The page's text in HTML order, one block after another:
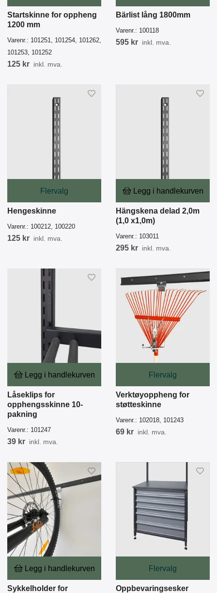
Startskinne for oppheng
1200 mm
Varenr.: 101251, 101254, 101262,
101253, 101252
125 kr inkl. mva.
Bärlist lång 1800mm
Varenr.: 100118
595 kr inkl. mva.
Flervalg
Hengeskinne
Varenr.: 100212, 100220
125 kr inkl. mva.
Legg i handlekurven
Hängskena delad 2,0m
(1,0 x1,0m)
Varenr.: 103011
295 kr inkl. mva.
Legg i handlekurven
Låseklips for
opphengsskinne 10-
pakning
Varenr.: 101247
39 kr inkl. mva.
Flervalg
Verktøyoppheng for
støtteskinne
Varenr.: 102018, 101243
69 kr inkl. mva.
Legg i handlekurven
Sykkelholder for
Flervalg
Oppbevaringsesker